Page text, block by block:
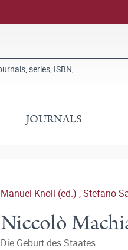
JOURNALS
Manuel Knoll (ed.) ,Stefano
Niccolò
Die Geburt des Staates